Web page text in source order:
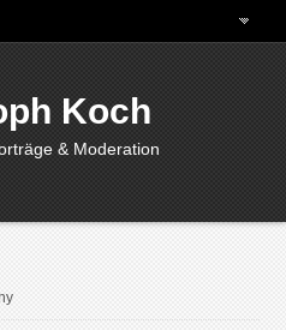
Koch
& Moderation